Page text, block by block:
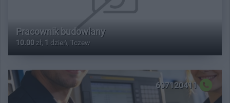
Pracownik budowlany
10.00 zł, 1 dzień, Tczew
607120411